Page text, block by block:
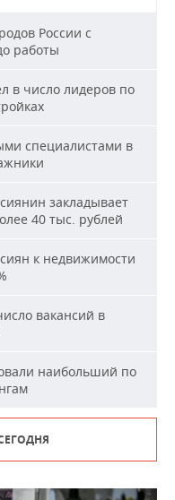
России с
работы
в число лидеров по
специалистами в
закладывает
40 тыс. рублей
к недвижимости
вакансий в
наибольший по